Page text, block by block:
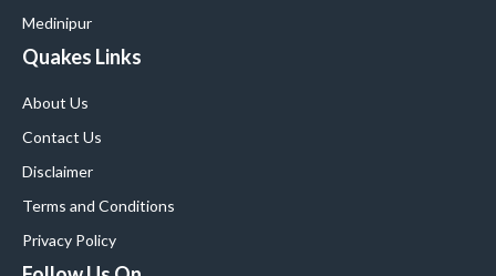
Medinipur
Quakes Links
About Us
Contact Us
Disclaimer
Terms and Conditions
Privacy Policy